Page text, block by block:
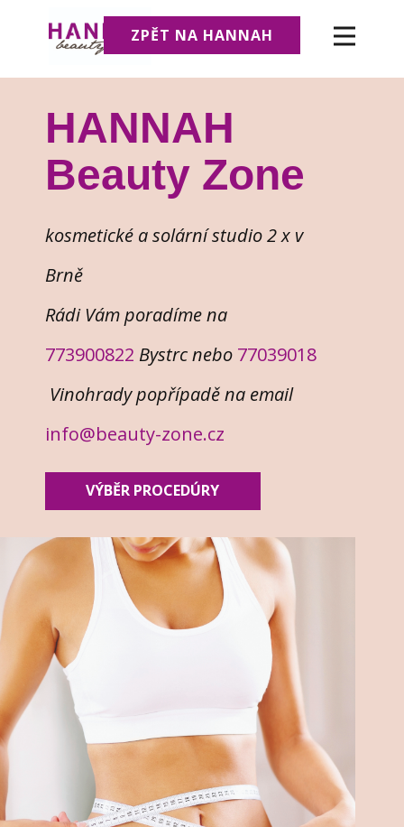
ZPĚT NA HANNAH
HANNAH
Beauty Zone
kosmetické a solární studio 2 x v
Brně
Rádi Vám poradíme na
773900822 Bystrc nebo 77039018
Vinohrady popřípadě na email
info@beauty-zone.cz
VÝBĚR PROCEDÚRY